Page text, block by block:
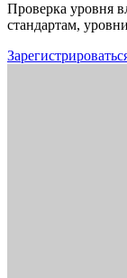
Проверка уровня
стандартам,